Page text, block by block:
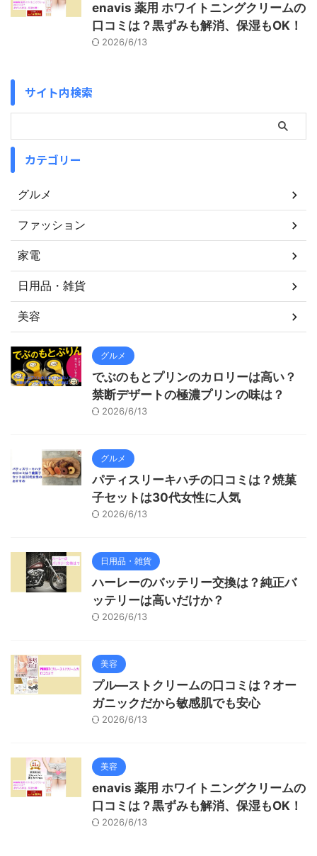
enavis 薬用 ホワイトニングクリームの
口コミは？黒ずみも解消、保湿もOK！
2026/6/13
サイト内検索
カテゴリー
グルメ
ファッション
家電
日用品・雑貨
美容
グルメ
でぶのもとプリンのカロリーは高い？
禁断デザートの極濃プリンの味は？
2026/6/13
グルメ
パティスリーキハチの口コミは？焼菓
子セットは30代女性に人気
2026/6/13
日用品・雑貨
ハーレーのバッテリー交換は？純正バ
ッテリーは高いだけか？
2026/6/13
美容
プル―ストクリームの口コミは？オー
ガニックだから敏感肌でも安心
2026/6/13
美容
enavis 薬用 ホワイトニングクリームの
口コミは？黒ずみも解消、保湿もOK！
2026/6/13